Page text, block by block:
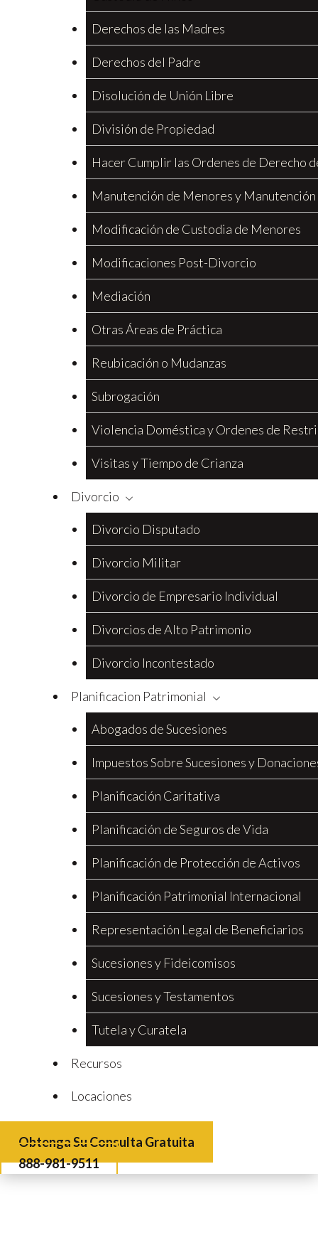
Derechos de las Madres
Derechos del Padre
Disolución de Unión Libre
División de Propiedad
Hacer Cumplir las Ordenes de Derecho
Manutención de Menores y
Modificación de Custodia de Menores
Modificaciones Post-Divorcio
Mediación
Otras Áreas de Práctica
Reubicación o Mudanzas
Subrogación
Violencia Doméstica y Ordenes de
Visitas y Tiempo de Crianza
Divorcio
Divorcio Disputado
Divorcio Militar
Divorcio de Empresario Individual
Divorcios de Alto Patrimonio
Divorcio Incontestado
Planificacion Patrimonial
Abogados de Sucesiones
Impuestos Sobre Sucesiones y
Planificación Caritativa
Planificación de Seguros de Vida
Planificación de Protección de Activos
Planificación Patrimonial Internacional
Representación Legal de Beneficiarios
Sucesiones y Fideicomisos
Sucesiones y Testamentos
Tutela y Curatela
Recursos
Locaciones
Obtenga Su Consulta Gratuita
888-981-9511